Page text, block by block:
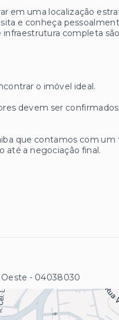
em uma localização
e conheça
completa
o imóvel ideal.
devem ser
que contamos com
até a negociação final.
- 04038030